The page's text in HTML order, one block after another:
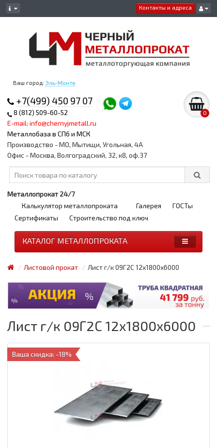
Контакты и адреса
Ваш город: Эль-Монте
+7(499) 450 97 07
8 (812) 509-60-52
E-mail: info@chernyjmetall.ru
Металлобаза в СПб и МСК
0
Производство - МО, Мытищи, Угольная, 4А
Офис - Москва, Волгоградский, 32, к8, оф.37
Металлопрокат 24/7
Калькулятор металлопроката
Галерея
ГОСТы
Сертификаты
Строительство под ключ
КАТАЛОГ МЕТАЛЛОПРОКАТА
Листовой прокат Лист г/к 09Г2С 12х1800х6000
Лист г/к 09Г2С 12х1800х6000
Ваша скидка: -18%